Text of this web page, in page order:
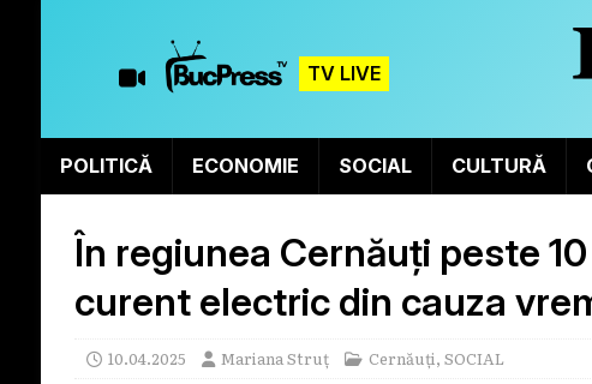
TV LIVE
POLITICĂ ECONOMIE SOCIAL CULTURĂ
În regiunea Cernăuți peste
curent electric din cauza
10.04.2025 Mariana Struț Cernăuți, SOCIAL